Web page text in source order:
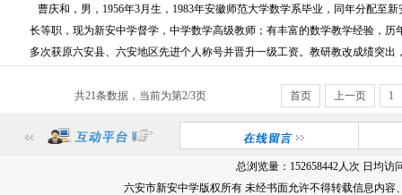
曹庆和，男，1956年3月生，1983年安徽师范大学数学系毕业，同年分配至
长等职，现为新安中学督学，中学数学高级教师；有丰富的数学教学经验，
多次获原六安县、六安地区先进个人称号并晋升一级工资。教研教改成绩突出
共21条数据，当前为第2/3页 首页 上一页 1
总浏览量： 152658442人次 日均访
六安市新安中学版权所有 未经书面允许不得转载信息内容